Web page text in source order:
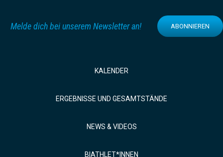
Melde dich bei unserem Newsletter an! ABONNIEREN
KALENDER
ERGEBNISSE UND GESAMTSTÄNDE
NEWS & VIDEOS
BIATHLET*INNEN